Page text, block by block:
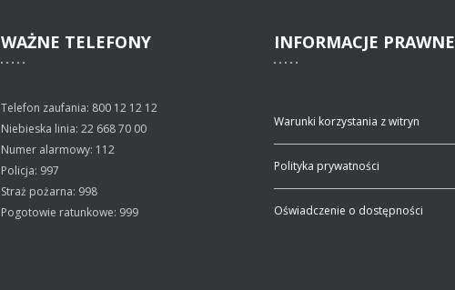
WAŻNE TELEFONY
Telefon zaufania: 800 12 12 12
Niebieska linia: 22 668 70 00
Numer alarmowy: 112
Policja: 997
Straż pożarna: 998
Pogotowie ratunkowe: 999
INFORMACJE PRAWNE
Warunki korzystania z witryn
Polityka prywatności
Oświadczenie o dostępności